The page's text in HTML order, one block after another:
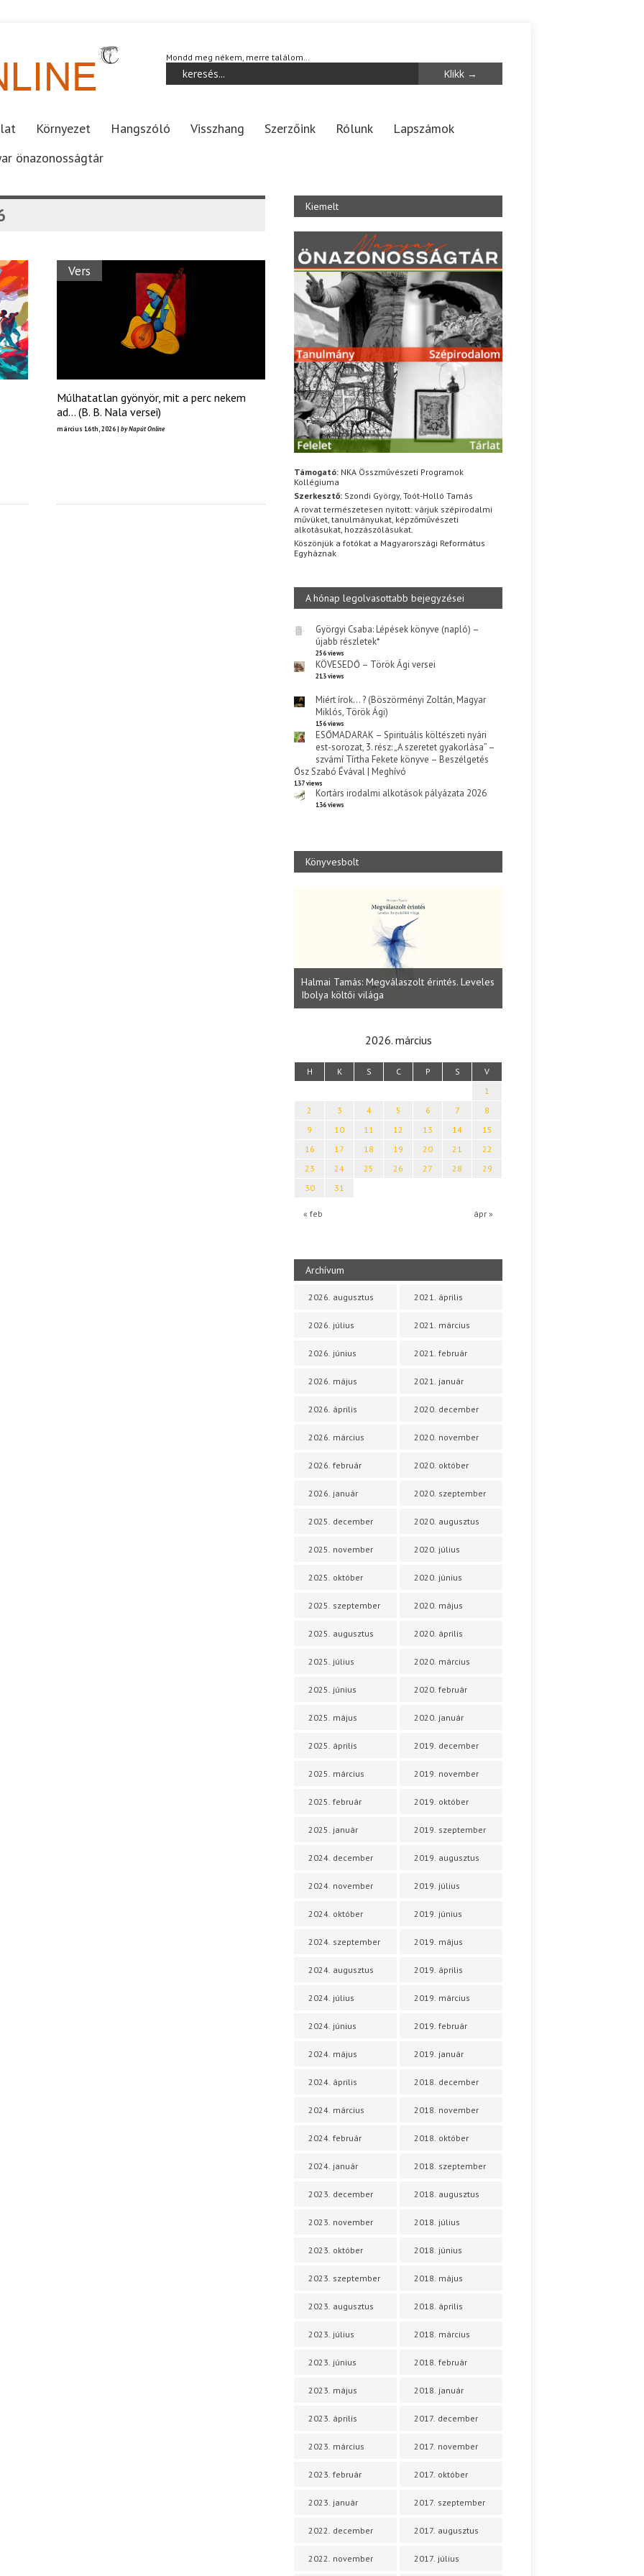
Mondd meg nékem, merre találom…
Környezet Hangszóló Visszhang Szerzőink Rólunk
Lapszámok
önazonosságtár
Vers
Múlhatatlan gyönyör, mit a perc nekem
ad… (B. B. Nala versei)
március 16th, 2026 | by Napút Online
Kiemelt
Támogató: NKA Összművészeti Programok
Kollégiuma
Szerkesztő: Szondi György, Toót-Holló Tamás
A rovat természetesen nyitott: várjuk szépirodalmi
művüket, tanulmányukat, képzőművészeti
alkotásukat, hozzászólásukat.
Köszönjük a fotókat a Magyarországi Református
Egyháznak
A hónap legolvasottabb bejegyzései
Györgyi Csaba: Lépések könyve (napló) –
újabb részletek*
256 views
KÖVESEDŐ – Török Ági versei
213 views
Miért írok… ? (Böszörményi Zoltán, Magyar
Miklós, Török Ági)
156 views
ESŐMADARAK – Spirituális költészeti nyári
est-sorozat, 3. rész: „A szeretet gyakorlása” –
szvámí Tírtha Fekete könyve – Beszélgetés
Ősz Szabó Évával | Meghívó
137 views
Kortárs irodalmi alkotások pályázata 2026
136 views
Könyvesbolt
Halmai Tamás: Megválaszolt érintés. Leveles
Ibolya költői világa
2026. március
H K S C P S V
« feb ápr »
1
2
3 4 5 6 7
8
9
10 11 12 13 14
15
16
17 18 19 20 21
22
23
24 25 26 27 28
29
30
31
Archívum
2026. augusztus
2026. július
2026. június
2026. május
2026. április
2026. március
2026. február
2026. január
2025. december
2025. november
2025. október
2025. szeptember
2025. augusztus
2025. július
2025. június
2025. május
2025. április
2025. március
2025. február
2025. január
2024. december
2024. november
2024. október
2024. szeptember
2024. augusztus
2024. július
2024. június
2024. május
2024. április
2024. március
2024. február
2024. január
2023. december
2023. november
2023. október
2023. szeptember
2023. augusztus
2023. július
2023. június
2023. május
2023. április
2023. március
2023. február
2023. január
2022. december
2022. november
2021. április
2021. március
2021. február
2021. január
2020. december
2020. november
2020. október
2020. szeptember
2020. augusztus
2020. július
2020. június
2020. május
2020. április
2020. március
2020. február
2020. január
2019. december
2019. november
2019. október
2019. szeptember
2019. augusztus
2019. július
2019. június
2019. május
2019. április
2019. március
2019. február
2019. január
2018. december
2018. november
2018. október
2018. szeptember
2018. augusztus
2018. július
2018. június
2018. május
2018. április
2018. március
2018. február
2018. január
2017. december
2017. november
2017. október
2017. szeptember
2017. augusztus
2017. július